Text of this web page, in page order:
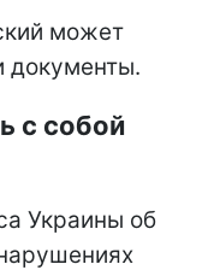
может
документы.
с собой
Украины об